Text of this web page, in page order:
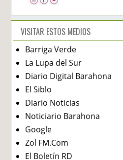
VISITAR ESTOS MEDIOS
Barriga Verde
La Lupa del Sur
Diario Digital Barahona
El Siblo
Diario Noticias
Noticiario Barahona
Google
Zol FM.Com
El Boletín RD